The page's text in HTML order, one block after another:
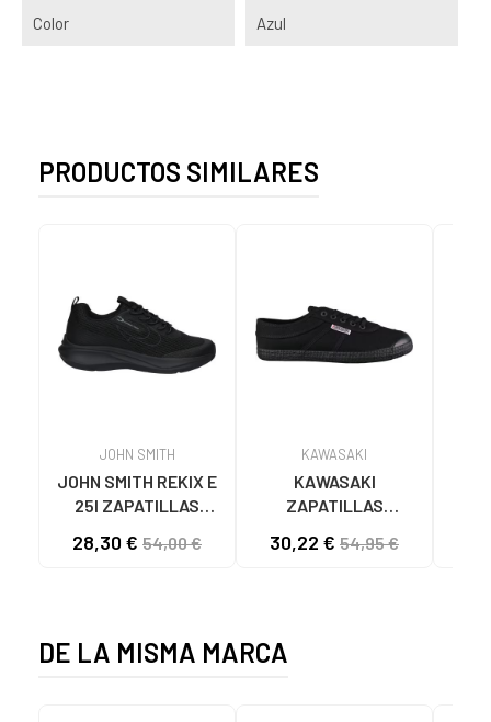
Color Azul
PRODUCTOS SIMILARES
JOHN SMITH
JOHN SMITH REKIX E
25I ZAPATILLAS
NEGRO NEGRO
28,30 € 54,00 €
KAWASAKI
KAWASAKI
ZAPATILLAS
CANVAS K192495
30,22 € 54,95 €
DE LA MISMA MARCA